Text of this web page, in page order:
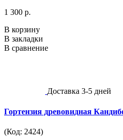
1 300 р.
В корзину
В закладки
В сравнение
Доставка 3-5 дней
Гортензия древовидная
(Код: 2424)